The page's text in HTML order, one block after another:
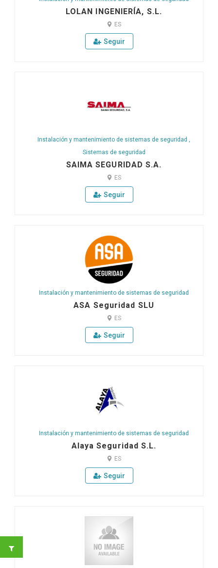
LOLAN INGENIERÍA, S.L.
ES
Seguir
Instalación y mantenimiento de sistemas de seguridad ,
Sistemas de seguridad
SAIMA SEGURIDAD S.A.
ES
Seguir
Instalación y mantenimiento de sistemas de seguridad
ASA Seguridad SLU
ES
Seguir
Instalación y mantenimiento de sistemas de seguridad
Alaya Seguridad S.L.
ES
Seguir